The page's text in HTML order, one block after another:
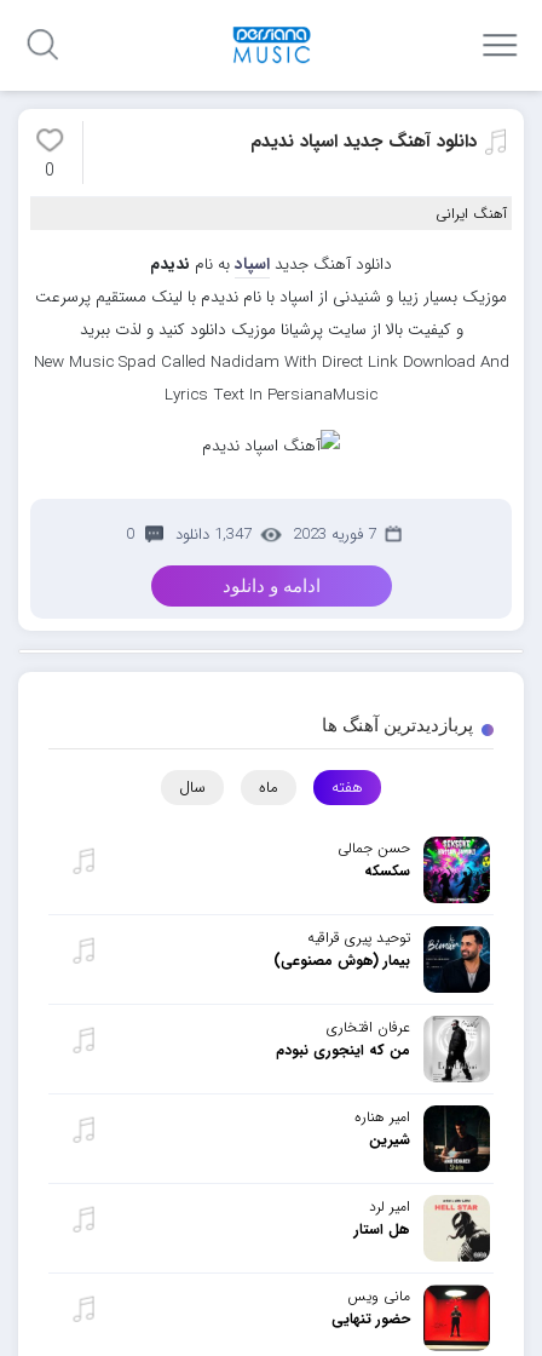
دانلود آهنگ جدید اسپاد ندیدم
0
آهنگ ایرانی
دانلود آهنگ جدید اسپادبه نام ندیدم
موزیک بسیار زیبا و شنیدنی از اسپاد با نام ندیدم با لینک مستقیم پرسرعت
و کیفیت بالا از سایت پرشیانا موزیک دانلود کنید و لذت ببرید
New Music Spad Called Nadidam With Direct Link Download And
Lyrics Text In PersianaMusic
7 فوریه 2023 1,347 دانلود 0
ادامه و دانلود
پربازدیدترین آهنگ ها
هفته ماه سال
حسن جمالی
سکسکه
توحید پیری قراقیه
بیمار (هوش مصنوعی)
عرفان افتخاری
من که اینجوری نبودم
امیر هناره
شیرین
امیر لرد
هل استار
مانی ویس
حضور تنهایی